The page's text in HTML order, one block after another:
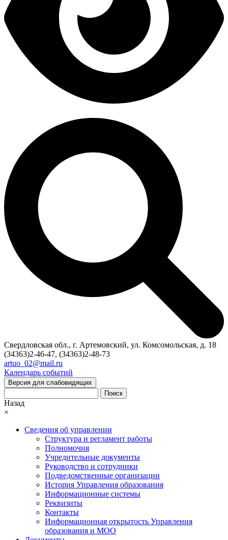
Свердловская обл., г. Артемовский, ул. Комсомольская, д. 18
(34363)2-46-47, (34363)2-48-73
artuo_02@mail.ru
Календарь событий
Версия для слабовидящих
Поиск
Назад
×
Сведения об управлении
Структура и регламент работы
Полномочия
Учредительные документы
Руководство и сотрудники
Подведомственные организации
История Управления образования
Информационные системы
Реквизиты
Контакты
Информационная открытость Управления
образования и МОО